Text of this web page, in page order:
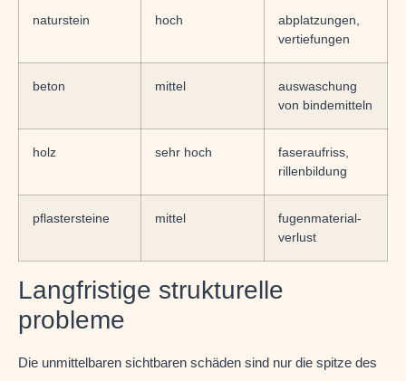
naturstein hoch
abplatzungen,
vertiefungen
beton mittel
auswaschung
von bindemitteln
holz sehr hoch
faseraufriss,
rillenbildung
pflastersteine mittel
fugenmaterial-
verlust
Langfristige strukturelle
probleme
Die unmittelbaren sichtbaren schäden sind nur die spitze des